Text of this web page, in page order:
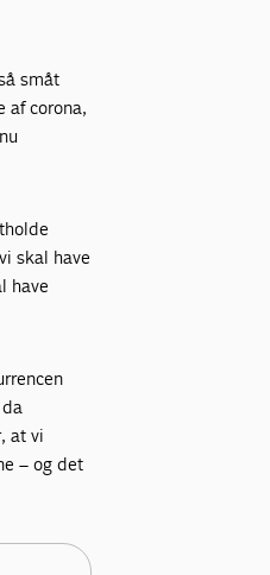
småt
af corona,
skal have
have
at vi
– og det